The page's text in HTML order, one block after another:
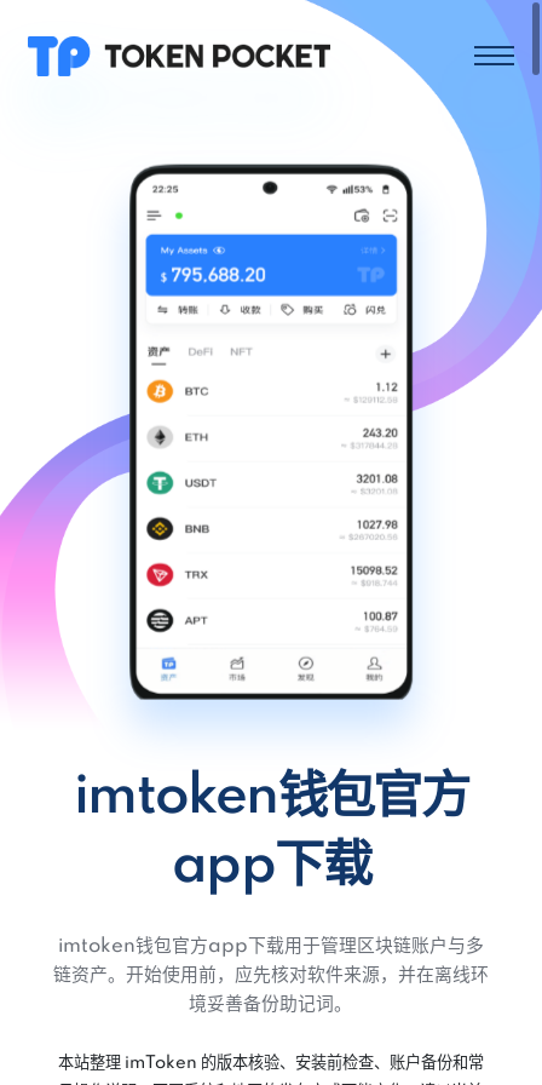
imtoken钱包官方
app下载
imtoken钱包官方app下载用于管理区块链账户与多
链资产。开始使用前，应先核对软件来源，并在离线环
境妥善备份助记词。
本站整理 imToken 的版本核验、安装前检查、账户备份和常